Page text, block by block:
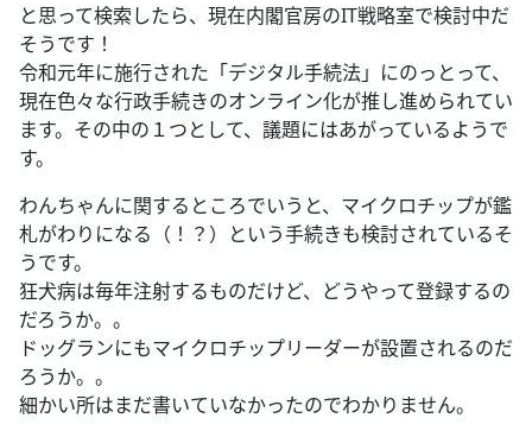
と思って検索したら、現在内閣官房のIT戦略室で検討中だ
そうです！
令和元年に施行された「デジタル手続法」にのっとって、
現在色々な行政手続きのオンライン化が推し進められてい
ます。その中の１つとして、議題にはあがっているようで
す。
わんちゃんに関するところでいうと、マイクロチップが鑑
札がわりになる（！？）という手続きも検討されているそ
うです。
狂犬病は毎年注射するものだけど、どうやって登録するの
だろうか。。
ドッグランにもマイクロチップリーダーが設置されるのだ
ろうか。。
細かい所はまだ書いていなかったのでわかりません。